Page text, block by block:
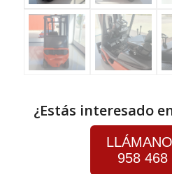
¿Estás interesado
958 468